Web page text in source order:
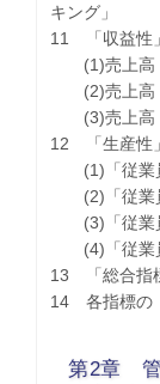
キング」
11 「収益性
(1)売上高「
(2)売上高「
(3)売上高「
12 「生産性
(1)「従業員
(2)「従業員
(3)「従業員
(4)「従業員
13 「総合指
14 各指標の
第2章 管